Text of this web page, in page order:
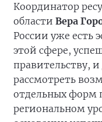
Координатор
области Вера
России уже есть
этой сфере,
правительству,
рассмотреть
отдельных форм
региональном